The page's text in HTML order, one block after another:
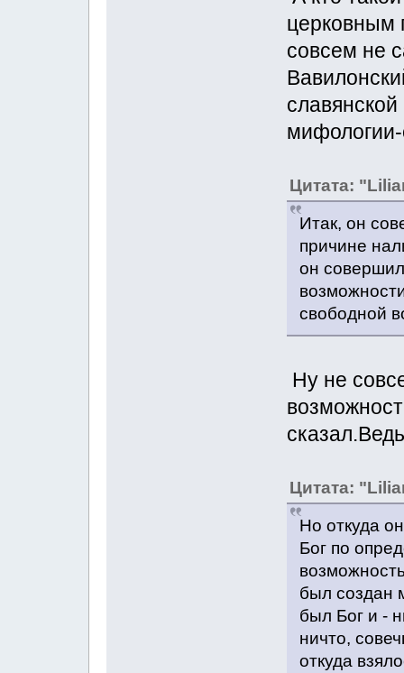
церковным
совсем не
Цитата:
Итак, он
причине
он
свободной
Ну не
Цитата:
Но откуда
Бог по
был создан
был Бог и -
ничто,
откуда